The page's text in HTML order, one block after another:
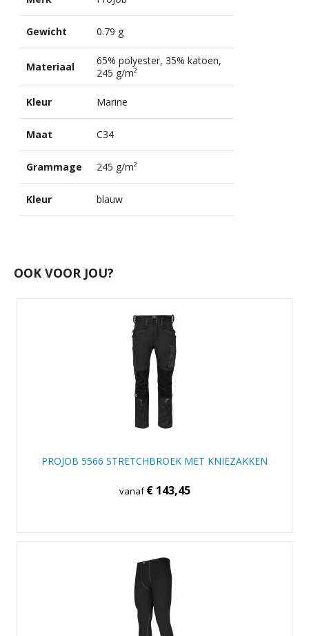
Gewicht 0.79 g
Materiaal
65% polyester, 35% katoen,
245 g/m²
Kleur Marine
Maat C34
Grammage 245 g/m²
Kleur blauw
OOK VOOR JOU?
PROJOB 5566 STRETCHBROEK MET KNIEZAKKEN
vanaf€ 143,45